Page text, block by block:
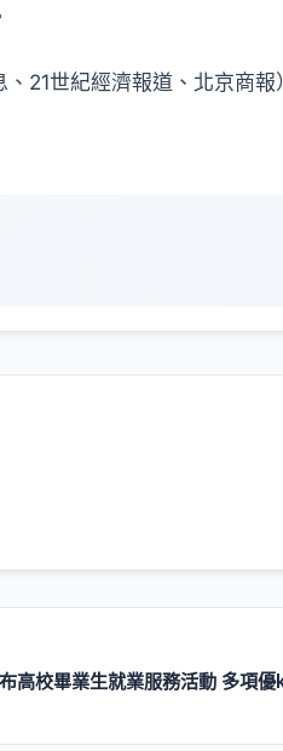
21世紀經濟報道、北京商報）
高校畢業生就業服務活動 多項